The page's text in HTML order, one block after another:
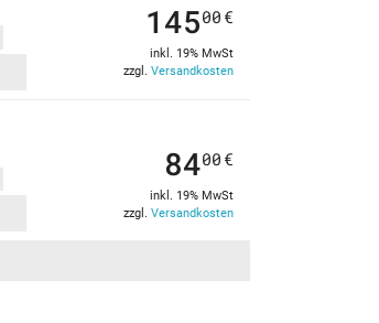
14500 €
inkl. 19% MwSt
zzgl. Versandkosten
8400 €
inkl. 19% MwSt
zzgl. Versandkosten